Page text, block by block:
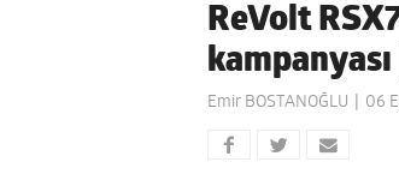
ReVolt
kampanyası
Emir BOSTANOĞLU 06